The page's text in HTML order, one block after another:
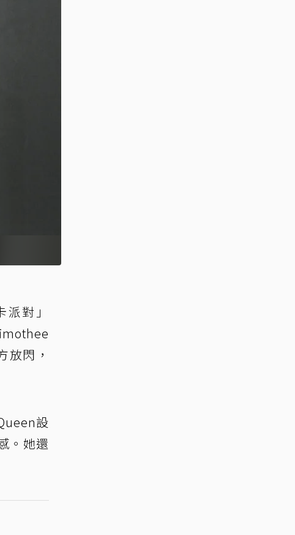
對」
閃，
設
。她還